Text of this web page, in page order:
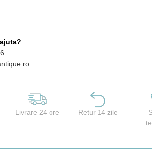
Livrare 24 ore Retur 14 zile